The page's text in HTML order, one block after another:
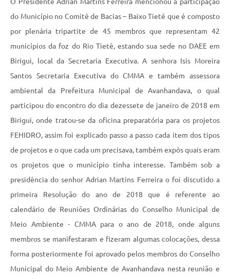
do Município no Comitê de Bacias – Baixo Tietê que é composto
por plenária tripartite de 45 membros que representam 42
municípios da foz do Rio Tietê, estando sua sede no DAEE em
Birigui, local da Secretaria Executiva. A senhora Isis Moreira
Santos Secretaria Executiva do CMMA e também assessora
ambiental da Prefeitura Municipal de Avanhandava, o qual
participou do encontro do dia dezessete de janeiro de 2018 em
Birigui, onde tratou-se da oficina preparatória para os projetos
FEHIDRO, assim foi explicado passo a passo cada item dos tipos
de projetos e o que cada um precisava, também expôs quais eram
os projetos que o município tinha interesse. Também sob a
presidência do senhor Adrian Martins Ferreira o foi discutido a
primeira Resolução do ano de 2018 que é referente ao
calendário de Reuniões Ordinárias do Conselho Municipal de
Meio Ambiente - CMMA para o ano de 2018, onde alguns
membros se manifestaram e fizeram algumas colocações, dessa
forma posteriormente foi aprovado pelos membros do Conselho
Municipal do Meio Ambiente de Avanhandava nesta reunião e